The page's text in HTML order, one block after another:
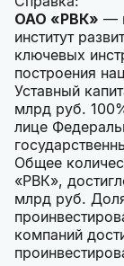
ОАО «РВК» —
институт
ключевых
построения
Уставный
млрд руб.
лице
Общее
«РВК»,
млрд руб.
компаний